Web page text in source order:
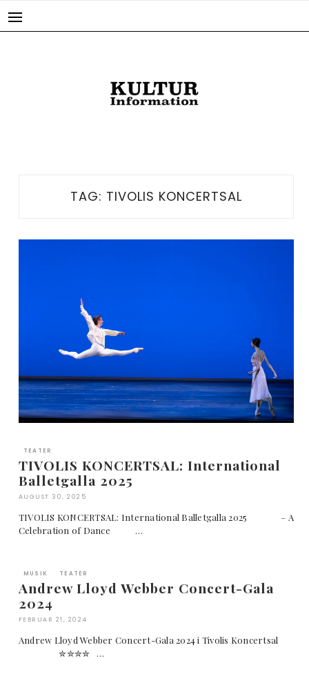
TAG: TIVOLIS KONCERTSAL
TEATER
TIVOLIS KONCERTSAL: International
Balletgalla 2025
AUGUST 30, 2025
TIVOLIS KONCERTSAL: International Balletgalla 2025 – A
Celebration of Dance …
MUSIK TEATER
Andrew Lloyd Webber Concert-Gala
2024
FEBRUAR 21, 2024
Andrew Lloyd Webber Concert-Gala 2024 i Tivolis Koncertsal
✮✮✮✮ …